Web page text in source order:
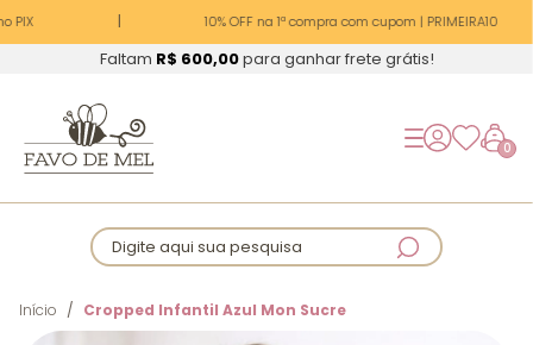
PIX 10% OFF na 1ª compra com cupom | PRIMEIRA10
Faltam R$ 600,00para ganhar frete grátis!
0
Digite aqui sua pesquisa
Início Cropped Infantil Azul Mon Sucre